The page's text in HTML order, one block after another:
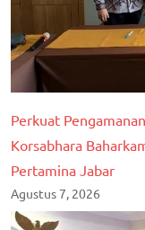
Perkuat
Korsabhara
Pertamina Jabar
Agustus 7, 2026